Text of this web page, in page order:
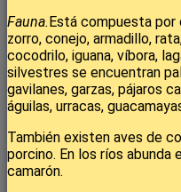
Fauna.Está compuesta por
zorro, conejo, armadillo,
cocodrilo, iguana, víbora,
silvestres se encuentran
gavilanes, garzas, pájaros
águilas, urracas,
También existen aves de
porcino. En los ríos abunda
camarón.